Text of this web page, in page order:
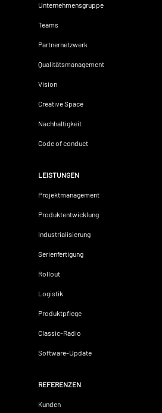
Unternehmensgruppe
Teams
Partnernetzwerk
Qualitätsmanagement
Vision
Creative Space
Nachhaltigkeit
Code of conduct
LEISTUNGEN
Projektmanagement
Produktentwicklung
Industrialisierung
Serienfertigung
Rollout
Logistik
Produktpflege
Classic-Radio
Software-Update
REFERENZEN
Kunden